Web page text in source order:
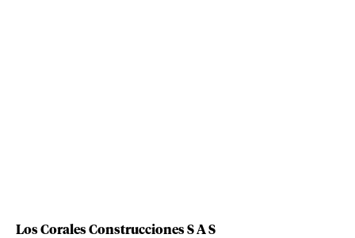
Los Corales Construcciones S A S